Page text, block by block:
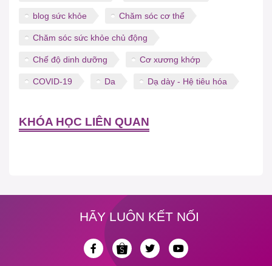
blog sức khỏe Chăm sóc cơ thể
Chăm sóc sức khỏe chủ động
Chế độ dinh dưỡng Cơ xương khớp
COVID-19 Da Dạ dày - Hệ tiêu hóa
KHÓA HỌC LIÊN QUAN
HÃY LUÔN KẾT NỐI